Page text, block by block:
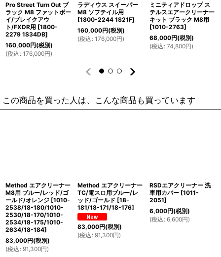
Pro Street Turn Out ブ
ラック M8 ファットボー
イ/ブレイクアウ
ト/FXDR用 [1800-
2279 1S34DB]
160,000円(税別)
(税込 : 176,000円)
ラディウス スイーパー
M8 ソフテイル用
[1800-2244 1S21F]
160,000円(税別)
(税込 : 176,000円)
ミニティアドロップ ス
テルスエアークリーナー
キット ブラック M8用
[1010-2763]
68,000円(税別)
(税込 : 74,800円)
この商品を買った人は、こんな商品も買っています
Method エアクリーナー
M8用 ブルー/レッド/ゴ
ールド/オレンジ [1010-
2538/18-180/1010-
2530/18-170/1010-
2534/18-175/1010-
2634/18-184]
83,000円(税別)
(税込 : 91,300円)
Method エアクリーナー
TC/電スロ用ブルー/レ
ッド/ゴールド [18-
181/18-171/18-176]
83,000円(税別)
(税込 : 91,300円)
RSDエアクリーナー 洗
車用カバー [1011-
2051]
6,000円(税別)
(税込 : 6,600円)